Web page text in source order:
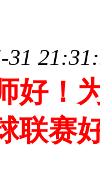
31
好！
联赛